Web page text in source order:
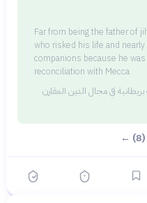
Far from being the father of
who risked his life and
companions because he
reconciliation with Mecca.
في مجال الدين المقارن